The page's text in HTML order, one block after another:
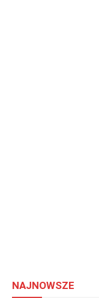
NAJNOWSZE